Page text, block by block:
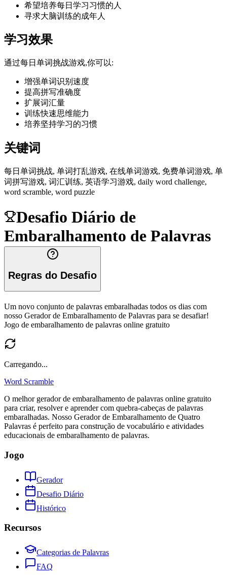
希望培养每日学习习惯的人
寻求大脑训练的成年人
学习效果
通过每日单词挑战游戏,你可以:
增强单词识别速度
提高拼写准确度
扩展词汇量
训练快速思维能力
培养坚持学习的习惯
关键词
每日单词挑战, 单词打乱游戏, 在线单词游戏, 免费单词游戏, 单
词拼写游戏, 词汇训练, 英语学习游戏, daily word challenge,
word scramble, word puzzle
Desafio Diário de
Embaralhamento de Palavras
Regras do Desafio
Um novo conjunto de palavras embaralhadas todos os dias com
nosso Gerador de Embaralhamento de Palavras para se desafiar!
Jogo de embaralhamento de palavras online gratuito
Carregando...
Word Scramble
O melhor gerador de embaralhamento de palavras online gratuito
para criar, resolver e aprender com quebra-cabeças de palavras
embaralhadas. Nosso Gerador de Embaralhamento de Quatro
Palavras é perfeito para construção de vocabulário e atividades
educacionais de embaralhamento de palavras.
Jogo
Gerador
Desafio Diário
Histórico
Recursos
Categorias de Palavras
FAQ